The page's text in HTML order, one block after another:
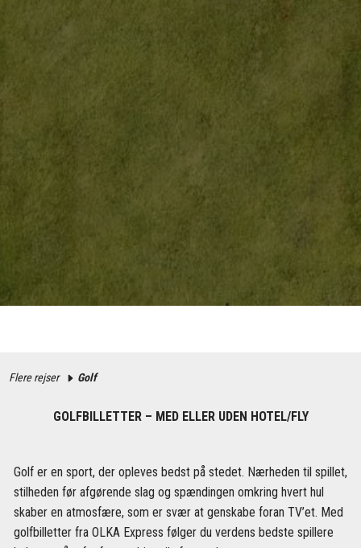
Flere rejser Golf
GOLFBILLETTER – MED ELLER UDEN HOTEL/FLY
Golf er en sport, der opleves bedst på stedet. Nærheden til spillet,
stilheden før afgørende slag og spændingen omkring hvert hul
skaber en atmosfære, som er svær at genskabe foran TV’et. Med
golfbilletter fra OLKA Express følger du verdens bedste spillere